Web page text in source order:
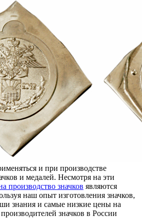
и при производстве
и медалей. Несмотря на эти
производство значков являются
наш опыт изготовления значков,
знания и самые низкие цены на
значков в России